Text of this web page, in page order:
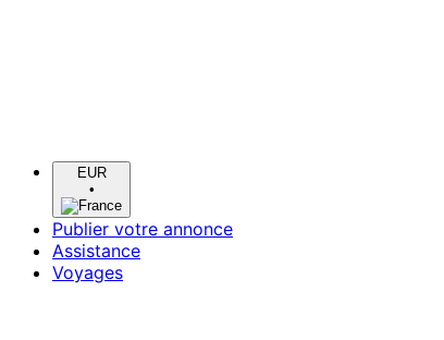
EUR
•
Publier votre annonce
Assistance
Voyages